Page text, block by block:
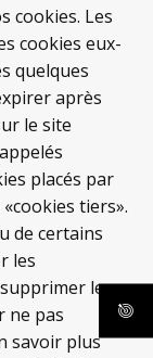
cookies. Les
cookies eux-
quelques
après
le site
placés par
tiers».
de certains
les
les
ne pas
savoir plus